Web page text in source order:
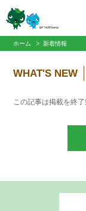
ホーム 新着情報
WHAT'S NEW
この記事は掲載を終了